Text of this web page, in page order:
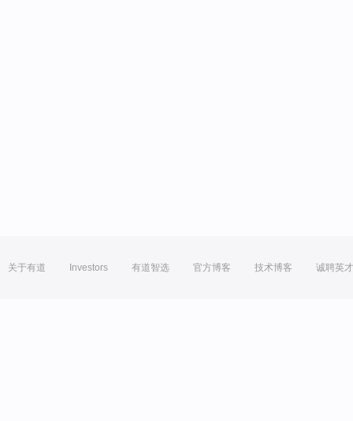
关于有道 Investors 有道智选 官方博客 技术博客 诚聘英才